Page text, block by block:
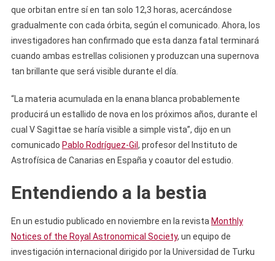
que orbitan entre sí en tan solo 12,3 horas, acercándose
gradualmente con cada órbita, según el comunicado. Ahora, los
investigadores han confirmado que esta danza fatal terminará
cuando ambas estrellas colisionen y produzcan una supernova
tan brillante que será visible durante el día.
“La materia acumulada en la enana blanca probablemente
producirá un estallido de nova en los próximos años, durante el
cual V Sagittae se haría visible a simple vista”, dijo en un
comunicado Pablo Rodríguez-Gil , profesor del Instituto de
Astrofísica de Canarias en España y coautor del estudio.
Entendiendo a la bestia
En un estudio publicado en noviembre en la revista Monthly
Notices of the Royal Astronomical Society, un equipo de
investigación internacional dirigido por la Universidad de Turku